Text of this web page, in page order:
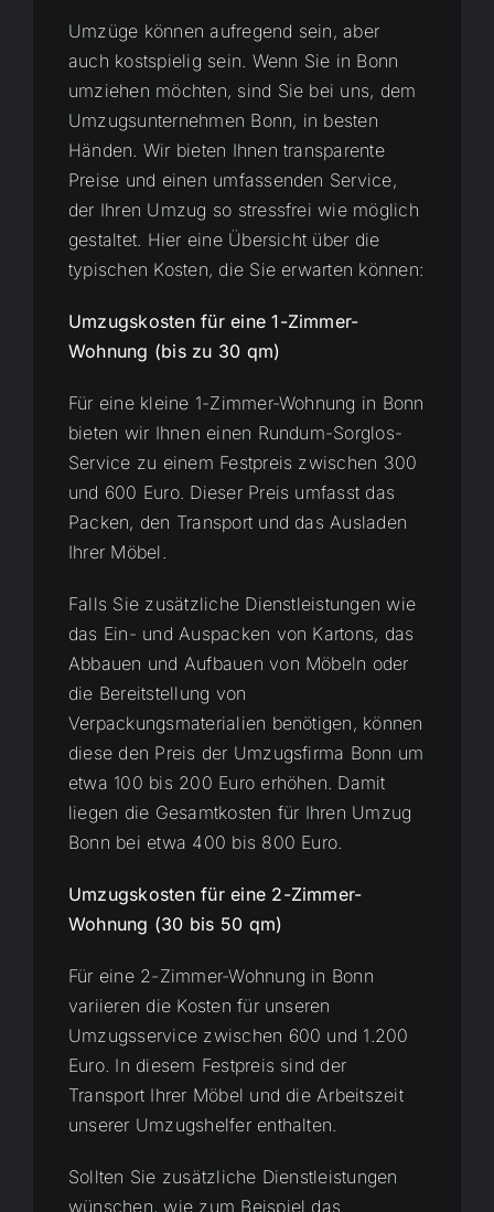
Umzüge können aufregend sein, aber
auch kostspielig sein. Wenn Sie in Bonn
umziehen möchten, sind Sie bei uns, dem
Umzugsunternehmen Bonn, in besten
Händen. Wir bieten Ihnen transparente
Preise und einen umfassenden Service,
der Ihren Umzug so stressfrei wie möglich
gestaltet. Hier eine Übersicht über die
typischen Kosten, die Sie erwarten können:
Umzugskosten für eine 1-Zimmer-
Wohnung (bis zu 30 qm)
Für eine kleine 1-Zimmer-Wohnung in Bonn
bieten wir Ihnen einen Rundum-Sorglos-
Service zu einem Festpreis zwischen 300
und 600 Euro. Dieser Preis umfasst das
Packen, den Transport und das Ausladen
Ihrer Möbel.
Falls Sie zusätzliche Dienstleistungen wie
das Ein- und Auspacken von Kartons, das
Abbauen und Aufbauen von Möbeln oder
die Bereitstellung von
Verpackungsmaterialien benötigen, können
diese den Preis der Umzugsfirma Bonn um
etwa 100 bis 200 Euro erhöhen. Damit
liegen die Gesamtkosten für Ihren Umzug
Bonn bei etwa 400 bis 800 Euro.
Umzugskosten für eine 2-Zimmer-
Wohnung (30 bis 50 qm)
Für eine 2-Zimmer-Wohnung in Bonn
variieren die Kosten für unseren
Umzugsservice zwischen 600 und 1.200
Euro. In diesem Festpreis sind der
Transport Ihrer Möbel und die Arbeitszeit
unserer Umzugshelfer enthalten.
Sollten Sie zusätzliche Dienstleistungen
wünschen, wie zum Beispiel das